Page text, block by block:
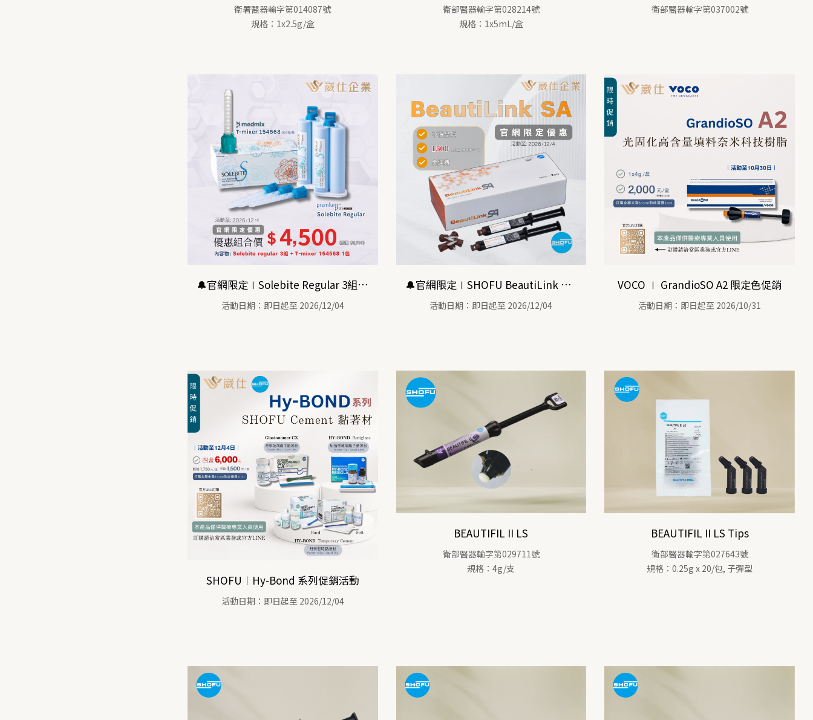
衛署醫器輸字第014087號
規格：1x2.5g/盒
衛部醫器輸字第028214號
規格：1x5mL/盒
衛部醫器輸字第037002號
🔔官網限定∣Solebite Regular 3組 + T-mixer 100支
活動日期：即日起至 2026/12/04
🔔官網限定∣SHOFU BeautiLink SA *每位會員限購1組*
活動日期：即日起至 2026/12/04
VOCO ∣ GrandioSO A2 限定色促銷
活動日期：即日起至 2026/10/31
SHOFU︱Hy-Bond 系列促銷活動
活動日期：即日起至 2026/12/04
BEAUTIFIL II LS
衛部醫器輸字第029711號
規格：4g/支
BEAUTIFIL II LS Tips
衛部醫器輸字第027643號
規格：0.25g x 20/包, 子彈型